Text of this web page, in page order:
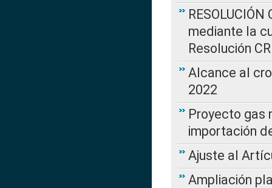
mediante la
Resolución
Alcance al
2022
Proyecto gas
importación
Ajuste al
Ampliación